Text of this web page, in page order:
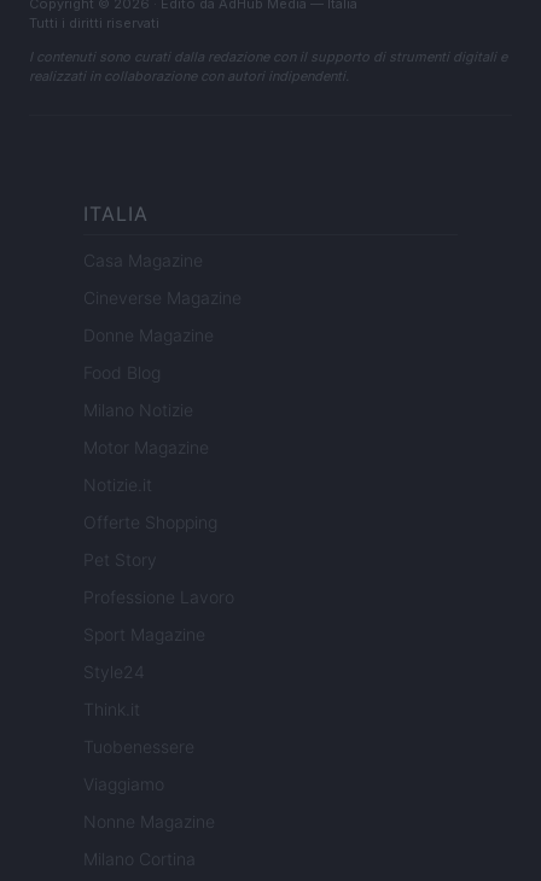
Copyright © 2026 · Edito da AdHub Media — Italia
Tutti i diritti riservati
I contenuti sono curati dalla redazione con il supporto di strumenti digitali e
realizzati in collaborazione con autori indipendenti.
ITALIA
Casa Magazine
Cineverse Magazine
Donne Magazine
Food Blog
Milano Notizie
Motor Magazine
Notizie.it
Offerte Shopping
Pet Story
Professione Lavoro
Sport Magazine
Style24
Think.it
Tuobenessere
Viaggiamo
Nonne Magazine
Milano Cortina